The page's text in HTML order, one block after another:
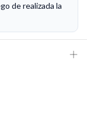
de realizada la